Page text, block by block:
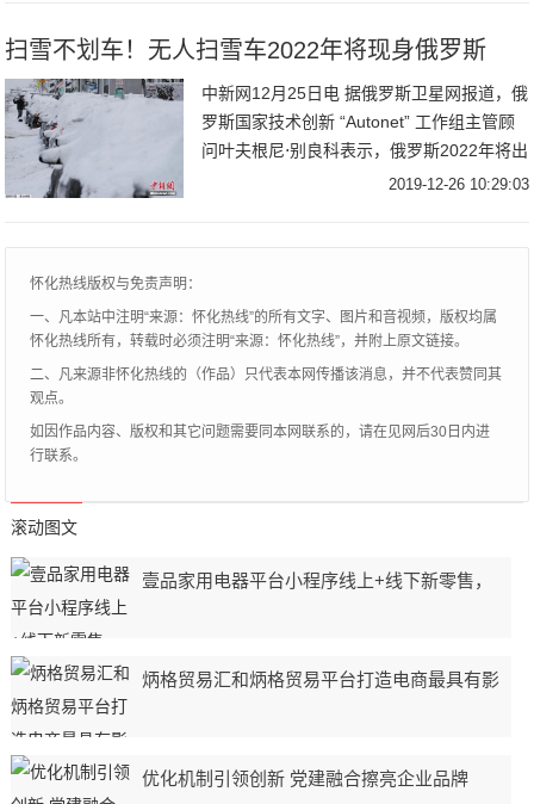
扫雪不划车！无人扫雪车2022年将现身俄罗斯
中新网12月25日电 据俄罗斯卫星网报道，俄
罗斯国家技术创新 “Autonet” 工作组主管顾
问叶夫根尼⋅别良科表示，俄罗斯2022年将出
现可以清扫路边汽车下方冰雪，而不划伤汽
2019-12-26 10:29:03
怀化热线版权与免责声明：
一、凡本站中注明“来源：怀化热线”的所有文字、图片和音视频，版权均属
怀化热线所有，转载时必须注明“来源：怀化热线”，并附上原文链接。
二、凡来源非怀化热线的（作品）只代表本网传播该消息，并不代表赞同其
观点。
如因作品内容、版权和其它问题需要同本网联系的，请在见网后30日内进
行联系。
滚动图文
壹品家用电器平台小程序线上+线下新零售，
炳格贸易汇和炳格贸易平台打造电商最具有影
优化机制引领创新 党建融合擦亮企业品牌